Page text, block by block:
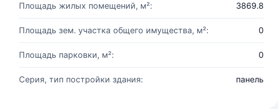
Площадь жилых помещений, м²: 3869.8
Площадь зем. участка общего имущества, м²: 0
Площадь парковки, м²: 0
Серия, тип постройки здания: панель